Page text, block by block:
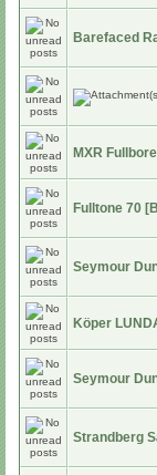
Barefaced
MXR
Fulltone 70
Seymour
Köper
Seymour
Strandberg